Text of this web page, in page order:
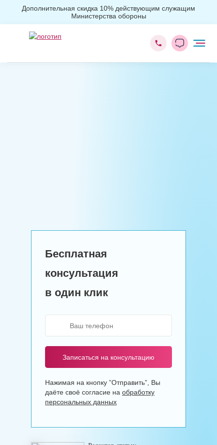
Дополнительная скидка 10% действующим служащим
Министерства обороны
Бесплатная
консультация
в один клик
Записаться на консультацию
Нажимая на кнопку ”Отправить”, Вы
даёте своё согласие на обработку
персональных данных